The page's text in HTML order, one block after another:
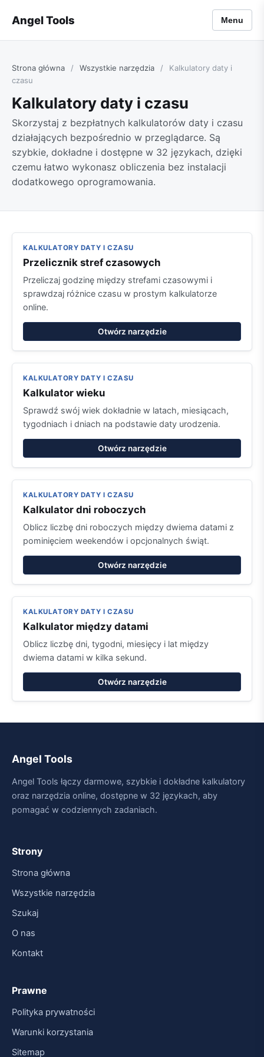
Angel Tools Menu
Strona główna / Wszystkie narzędzia /
Kalkulatory daty i
czasu
Kalkulatory daty i czasu
Skorzystaj z bezpłatnych kalkulatorów daty i czasu
działających bezpośrednio w przeglądarce. Są
szybkie, dokładne i dostępne w 32 językach, dzięki
czemu łatwo wykonasz obliczenia bez instalacji
dodatkowego oprogramowania.
KALKULATORY DATY I CZASU
Przelicznik stref czasowych
Przeliczaj godzinę między strefami czasowymi i
sprawdzaj różnice czasu w prostym kalkulatorze
online.
Otwórz narzędzie
KALKULATORY DATY I CZASU
Kalkulator wieku
Sprawdź swój wiek dokładnie w latach, miesiącach,
tygodniach i dniach na podstawie daty urodzenia.
Otwórz narzędzie
KALKULATORY DATY I CZASU
Kalkulator dni roboczych
Oblicz liczbę dni roboczych między dwiema datami z
pominięciem weekendów i opcjonalnych świąt.
Otwórz narzędzie
KALKULATORY DATY I CZASU
Kalkulator między datami
Oblicz liczbę dni, tygodni, miesięcy i lat między
dwiema datami w kilka sekund.
Otwórz narzędzie
Angel Tools
Angel Tools łączy darmowe, szybkie i dokładne kalkulatory
oraz narzędzia online, dostępne w 32 językach, aby
pomagać w codziennych zadaniach.
Strony
Strona główna
Wszystkie narzędzia
Szukaj
O nas
Kontakt
Prawne
Polityka prywatności
Warunki korzystania
Sitemap